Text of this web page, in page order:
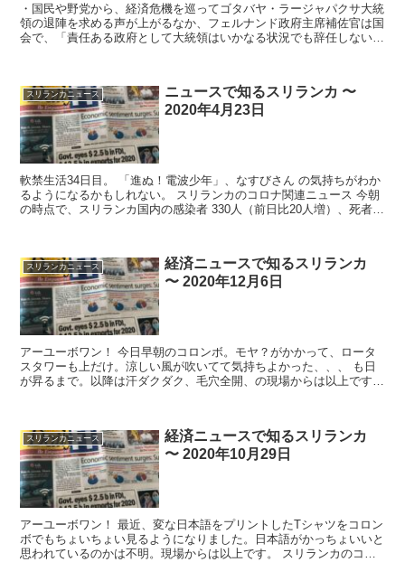
・国民や野党から、経済危機を巡ってゴタバヤ・ラージャパクサ大統
領の退陣を求める声が上がるなか、フェルナンド政府主席補佐官は国
会で、「責任ある政府として大統領はいかなる状況でも辞任しない」
スリランカニュース
ニュースで知るスリランカ 〜
2020年4月23日
軟禁生活34日目。 「進ぬ！電波少年」、なすびさん の気持ちがわか
るようになるかもしれない。 スリランカのコロナ関連ニュース 今朝
の時点で、スリランカ国内の感染者 330人（前日比20人増）、死者 7
スリランカニュース
経済ニュースで知るスリランカ
〜 2020年12月6日
アーユーボワン！ 今日早朝のコロンボ。モヤ？がかかって、ロータ
スタワーも上だけ。涼しい風が吹いてて気持ちよかった、、、 も日
が昇るまで。以降は汗ダクダク、毛穴全開、の現場からは以上です。
スリランカニュース
経済ニュースで知るスリランカ
〜 2020年10月29日
アーユーボワン！ 最近、変な日本語をプリントしたTシャツをコロン
ボでもちょいちょい見るようになりました。日本語がかっちょいいと
思われているのかは不明。現場からは以上です。 スリランカのコロ